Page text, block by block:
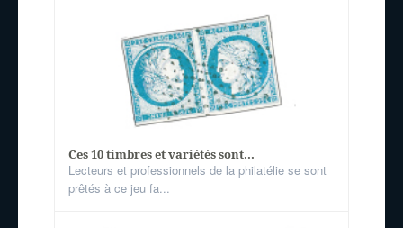
Ces 10 timbres et variétés sont...
Lecteurs et professionnels de la philatélie se sont
prêtés à ce jeu fa...